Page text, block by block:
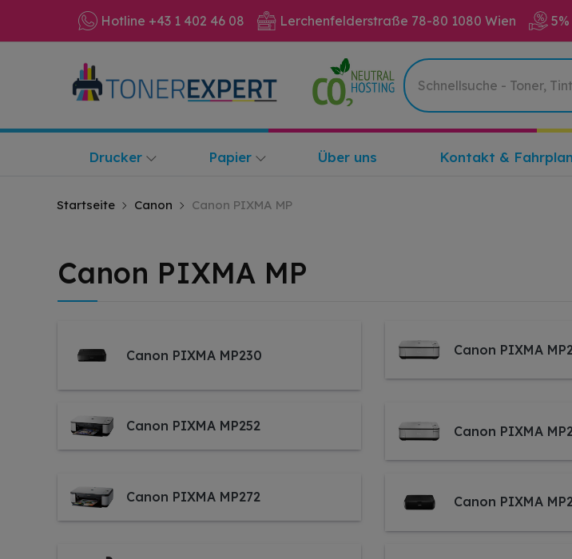
Hotline +43 1 402 46 08 Lerchenfelderstraße 78-80 1080 Wien
Drucker Papier Über uns Kontakt & Fahrplan
Startseite Canon Canon PIXMA MP
Canon PIXMA MP
Canon PIXMA MP230 Canon PIXMA
Canon PIXMA MP252 Canon PIXMA
Canon PIXMA MP272 Canon PIXMA